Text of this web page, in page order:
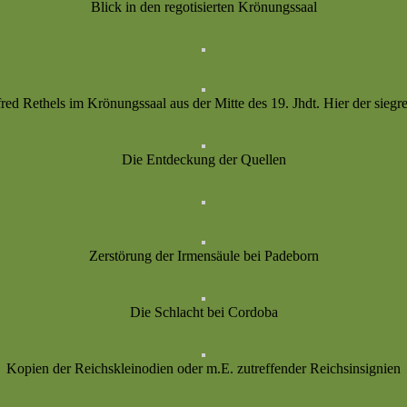
Blick in den regotisierten Krönungssaal
Rethels im Krönungssaal aus der Mitte des 19. Jhdt. Hier der
Die Entdeckung der Quellen
Zerstörung der Irmensäule bei Padeborn
Die Schlacht bei Cordoba
Kopien der Reichskleinodien oder m.E. zutreffender Reichsinsignien